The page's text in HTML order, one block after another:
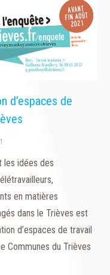
d’espaces de
les idées des
en matières
dans le Trièves est
d’espaces de travail
Communes du Trièves